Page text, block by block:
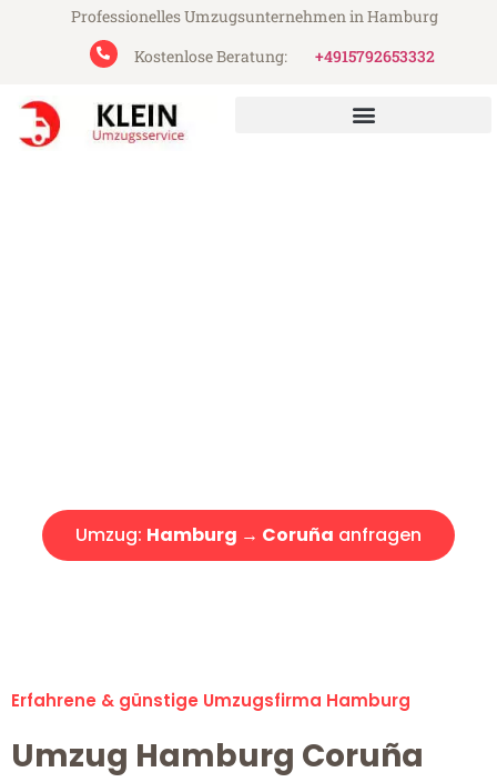
Professionelles Umzugsunternehmen in Hamburg
Kostenlose Beratung:
+4915792653332
Umzug: Hamburg → Coruña anfragen
Erfahrene & günstige Umzugsfirma Hamburg
Umzug Hamburg Coruña